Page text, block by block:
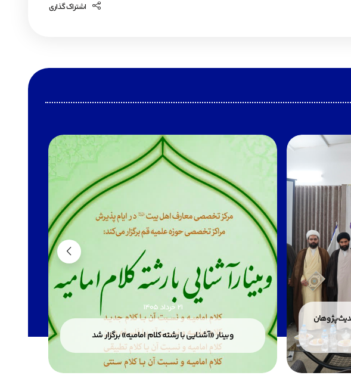
اشتراک گذاری
21 خرداد 1405
وبینار «آشنایی با رشته کلام امامیه» برگزار شد